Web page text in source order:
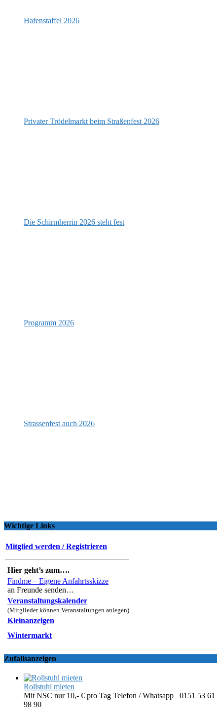
Hafenstaffel 2026
Privater Trödelmarkt beim Straßenfest 2026
Die Schirmherrin 2026 steht fest
Programm 2026
Strassenfest auch 2026
Wichtige Links
Mitglied werden / Registrieren
Hier geht’s zum….
Findme – Eigene Anfahrtsskizze
an Freunde senden…
Veranstaltungskalender
(Mitglieder können Veranstaltungen anlegen)
Kleinanzeigen
Wintermarkt
Zufallsanzeigen
Rollstuhl mieten
Mit NSC nur 10,- € pro Tag Telefon / Whatsapp 0151 53 61
98 90